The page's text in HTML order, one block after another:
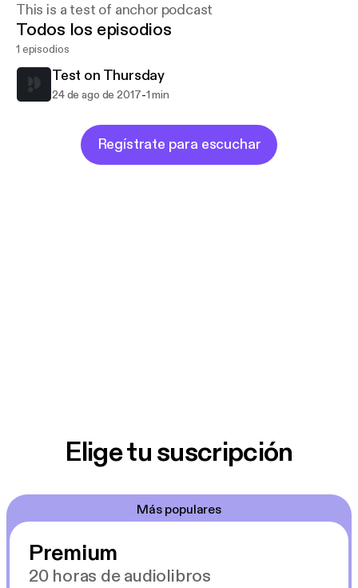
This is a test of anchor podcast
Todos los episodios
1 episodios
Test on Thursday
24 de ago de 2017-1 min
Regístrate para escuchar
Elige tu suscripción
Más populares
Premium
20 horas de audiolibros